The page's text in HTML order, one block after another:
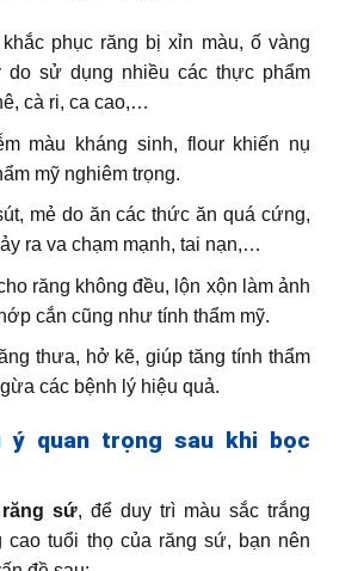
phục răng bị xỉn màu, ố vàng
do sử dụng nhiều các thực phẩm
cà ri, ca cao,…
màu kháng sinh, flour khiến nụ
mỹ nghiêm trọng.
mẻ do ăn các thức ăn quá cứng,
ra va chạm mạnh, tai nạn,…
răng không đều, lộn xộn làm ảnh
cắn cũng như tính thẩm mỹ.
thưa, hở kẽ, giúp tăng tính thẩm
các bệnh lý hiệu quả.
ý quan trọng sau khi bọc
răng sứ, để duy trì màu sắc trắng
cao tuổi thọ của răng sứ, bạn nên